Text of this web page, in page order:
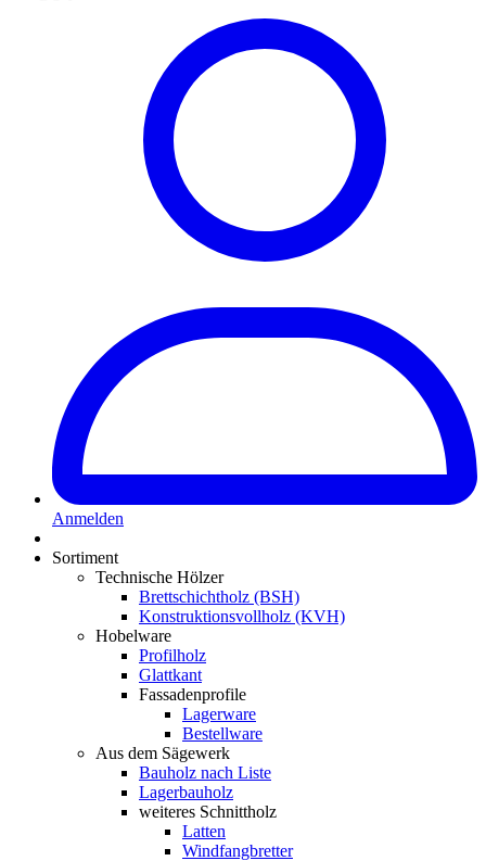
Anmelden
Sortiment
Technische Hölzer
Brettschichtholz (BSH)
Konstruktionsvollholz (KVH)
Hobelware
Profilholz
Glattkant
Fassadenprofile
Lagerware
Bestellware
Aus dem Sägewerk
Bauholz nach Liste
Lagerbauholz
weiteres Schnittholz
Latten
Windfangbretter